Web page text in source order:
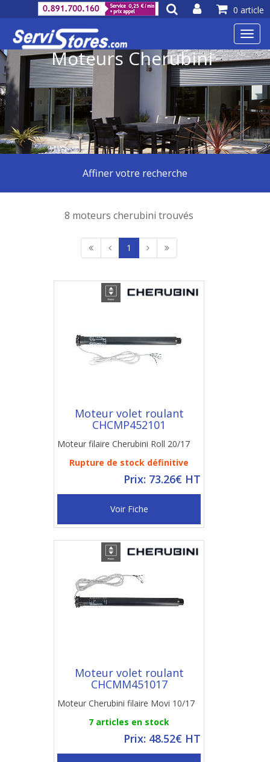
0 article
Moteurs Cherubini
Affiner votre recherche
8 moteurs cherubini trouvés
1
Moteur volet roulant
CHCMP452101
Moteur filaire Cherubini Roll 20/17
Rupture de stock définitive
Prix: 73.26€ HT
Voir Fiche
Moteur volet roulant
CHCMM451017
Moteur Cherubini filaire Movi 10/17
7 articles en stock
Prix: 48.52€ HT